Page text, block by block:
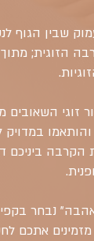
שבין
הזוגית;
במדויק
הקרבה ביניכם
נבחר
אתכם